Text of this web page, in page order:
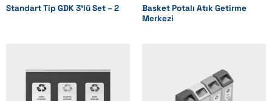
Standart Tip GDK 3’lü Set – 2
Basket Potalı Atık Getirme
Merkezi